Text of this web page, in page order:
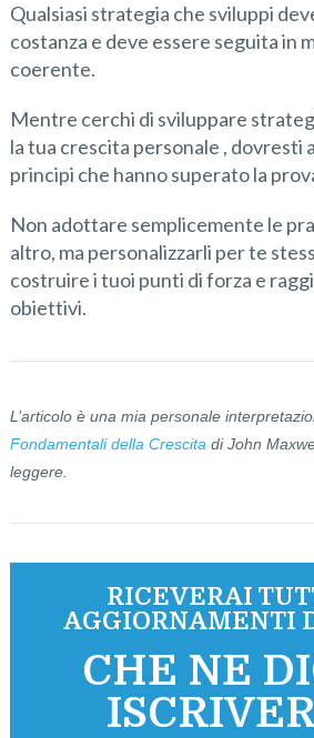
Qualsiasi strategia che sviluppi
costanza e deve essere seguita in
coerente.
Mentre cerchi di sviluppare
la tua crescita personale , dovresti
principi che hanno superato la
Non adottare semplicemente le
altro, ma personalizzarli per te
costruire i tuoi punti di forza e
obiettivi.
L’articolo è una mia personale
Fondamentali della Crescita di John
leggere.
RICEVERAI
AGGIORNAMENTI
CHE NE